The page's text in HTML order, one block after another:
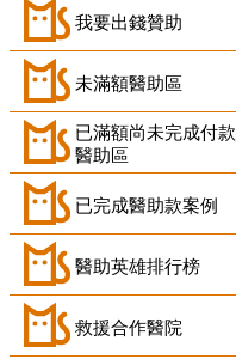
我要出錢贊助
未滿額醫助區
已滿額尚未完成付款
醫助區
已完成醫助款案例
醫助英雄排行榜
救援合作醫院